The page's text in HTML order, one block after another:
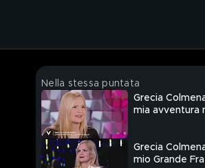
Nella stessa puntata
Grecia
mia avventura
Grecia
mio Grande